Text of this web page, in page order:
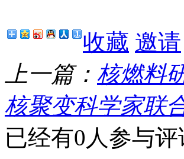
收藏 邀请
上一篇： 核燃料
核聚变科学家联
已经有0人参与评